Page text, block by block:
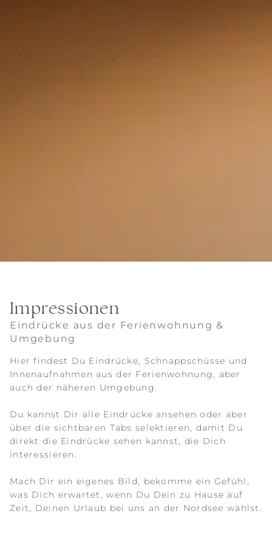
Impressionen
Eindrücke aus der Ferienwohnung &
Umgebung
Hier findest Du Eindrücke, Schnappschüsse und
Innenaufnahmen aus der Ferienwohnung, aber
auch der näheren Umgebung.
Du kannst Dir alle Eindrücke ansehen oder aber
über die sichtbaren Tabs selektieren, damit Du
direkt die Eindrücke sehen kannst, die Dich
interessieren.
Mach Dir ein eigenes Bild, bekomme ein Gefühl,
was Dich erwartet, wenn Du Dein zu Hause auf
Zeit, Deinen Urlaub bei uns an der Nordsee wählst.